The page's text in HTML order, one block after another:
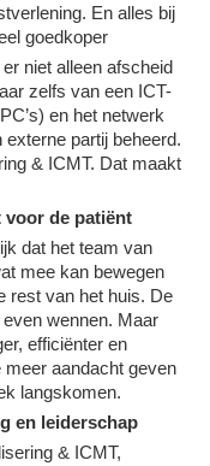
En alles bij
goedkoper
niet alleen afscheid
zelfs van een ICT-
en het netwerk
partij beheerd.
& ICMT. Dat maakt
voor de patiënt
dat het team van
mee kan bewegen
rest van het huis. De
wennen. Maar
efficiënter en
aandacht geven
langskomen.
en leiderschap
& ICMT,